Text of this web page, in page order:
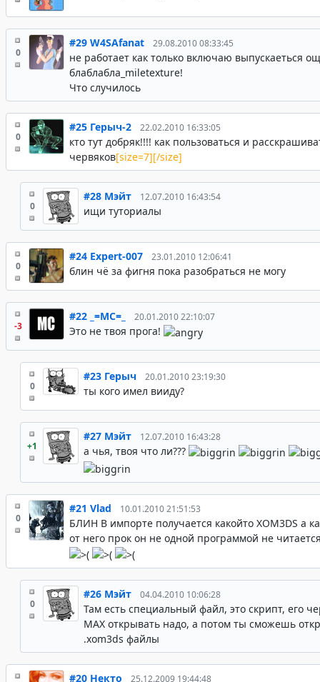
0
#29 W4SAfanat 29.08.2010 08:33:45
не работает как только включаю выпускаеться
блаблабла_miletexture!
Что случилось
0
#25 Герыч-2 22.02.2010 16:33:05
кто тут добряк!!!! как пользоваться и
червяков[size=7][/size]
0
#28 Мэйт 12.07.2010 16:43:54
ищи туториалы
0
#24 Expert-007 23.01.2010 12:06:41
блин чё за фигня пока разобраться не могу
-3
#22 _=MC=_ 20.01.2010 22:10:07
Это не твоя прога!
0
#23 Герыч 20.01.2010 23:19:30
ты кого имел вииду?
+1
#27 Мэйт 12.07.2010 16:43:28
а чья, твоя что ли???
0
#21 Vlad 10.01.2010 21:51:53
БЛИН В импорте получается какойто XOM3DS а
от него прок он не одной программой не
0
#26 Мэйт 04.04.2010 10:06:28
Там есть специальный файл, это скрипт, его
MAX открывать надо, а потом ты сможешь
.xom3ds файлы
#20 Некто 25.12.2009 19:44:48